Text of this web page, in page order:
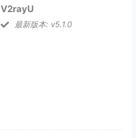
V2rayU
最新版本: v5.1.0